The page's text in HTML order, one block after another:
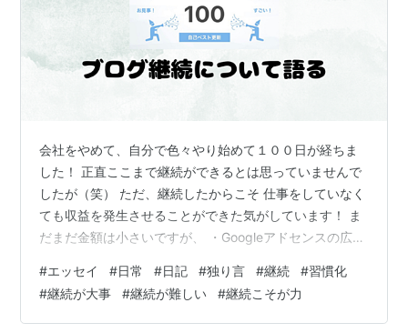
会社をやめて、自分で色々やり始めて１００日が経ちま
した！ 正直ここまで継続ができるとは思っていませんで
したが（笑） ただ、継続したからこそ 仕事をしていなく
ても収益を発生させることができた気がしています！ ま
だまだ金額は小さいですが、 ・Googleアドセンスの広告
した！ ちなみに、私きっかけ？でGoogleアドセンス合格
者４名出ています！！ 興味がある方はコチラ 継続という
と難しそうに聞こえてしまいますが、 「サボりながらで
#エッセイ #日常 #日記 #独り言 #継続 #習慣化
#継続が大事 #継続が難しい #継続こそが力